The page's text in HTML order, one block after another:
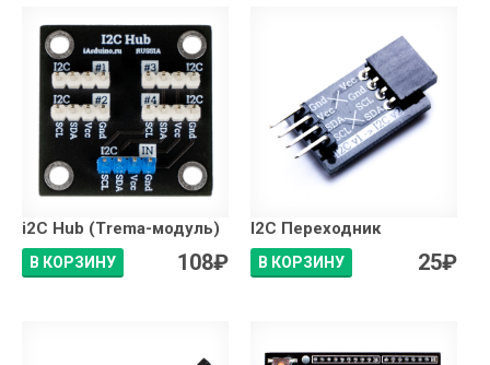
i2C Hub (Trema-модуль)
В КОРЗИНУ 108₽
I2C Переходник
В КОРЗИНУ 25₽